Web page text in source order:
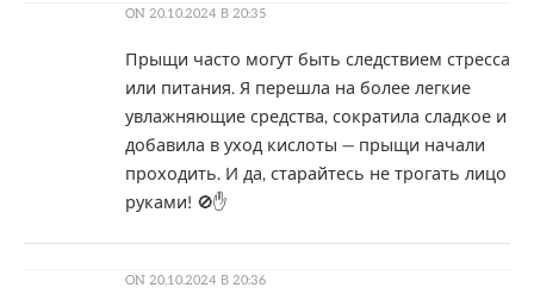
ON 20.10.2024 В 20:35
Прыщи часто могут быть следствием стресса
или питания. Я перешла на более легкие
увлажняющие средства, сократила сладкое и
добавила в уход кислоты — прыщи начали
проходить. И да, старайтесь не трогать лицо
руками! 🚫✋
ON 20.10.2024 В 20:36